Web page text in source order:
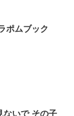
ポムブック
ないで その子